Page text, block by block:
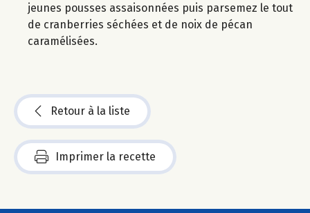
jeunes pousses assaisonnées puis parsemez le tout
de cranberries séchées et de noix de pécan
caramélisées.
Retour à la liste
Imprimer la recette